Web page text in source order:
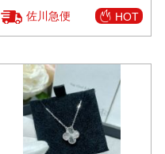
佐川急便 HOT